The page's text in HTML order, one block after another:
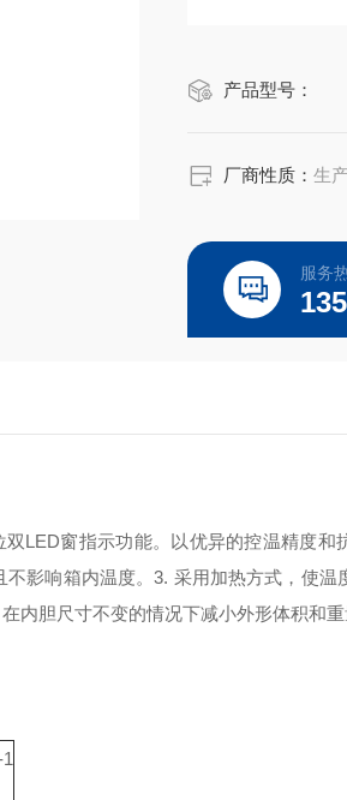
产品型号：
厂商性质：生
服务
LED窗指示功能。以优异的控温精度和
不影响箱内温度。3. 采用加热方式，使温
内胆尺寸不变的情况下减小外形体积和重